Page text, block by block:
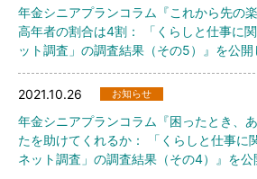
年金シニアプランコラム『これから先の
高年者の割合は4割： 「くらしと仕事に
ット調査」の調査結果（その5）』を公開
2021.10.26 お知らせ
年金シニアプランコラム『困ったとき、
たを助けてくれるか： 「くらしと仕事に
ネット調査」の調査結果（その4）』を公